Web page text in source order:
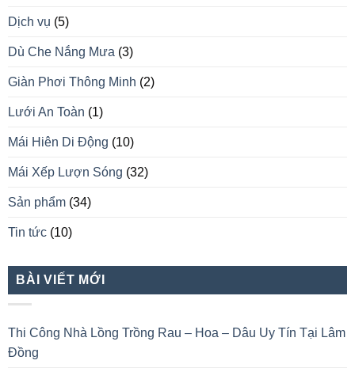
Dịch vụ (5)
Dù Che Nắng Mưa (3)
Giàn Phơi Thông Minh (2)
Lưới An Toàn (1)
Mái Hiên Di Động (10)
Mái Xếp Lượn Sóng (32)
Sản phẩm (34)
Tin tức (10)
BÀI VIẾT MỚI
Thi Công Nhà Lồng Trồng Rau – Hoa – Dâu Uy Tín Tại Lâm
Đồng